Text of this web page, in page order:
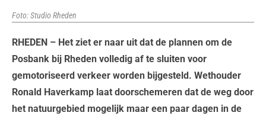
Foto: Studio Rheden
RHEDEN – Het ziet er naar uit dat de plannen om de
Posbank bij Rheden volledig af te sluiten voor
gemotoriseerd verkeer worden bijgesteld. Wethouder
Ronald Haverkamp laat doorschemeren dat de weg door
het natuurgebied mogelijk maar een paar dagen in de